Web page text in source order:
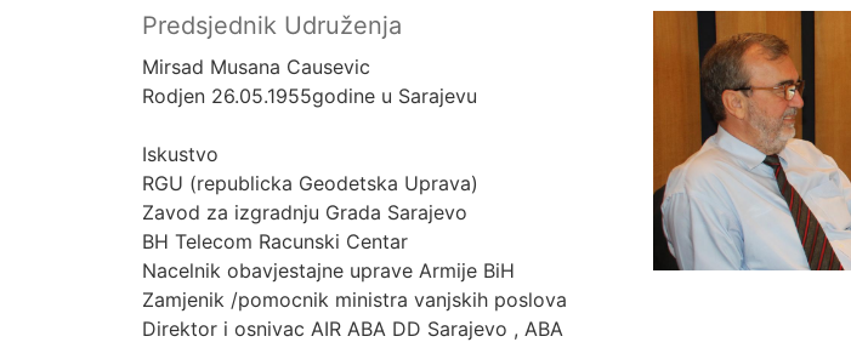
Predsjednik Udruženja
Mirsad Musana Causevic
Rodjen 26.05.1955godine u Sarajevu
Iskustvo
RGU (republicka Geodetska Uprava)
Zavod za izgradnju Grada Sarajevo
BH Telecom Racunski Centar
Nacelnik obavjestajne uprave Armije BiH
Zamjenik /pomocnik ministra vanjskih poslova
Direktor i osnivac AIR ABA DD Sarajevo , ABA